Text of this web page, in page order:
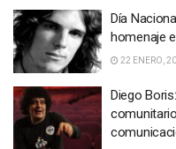
Día
homenaje
22 ENERO,
Diego